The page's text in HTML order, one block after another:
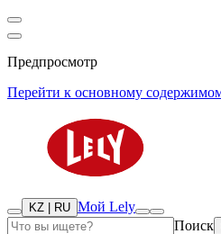
Предпросмотр
Перейти к основному
KZ | RU Мой Lely
Поиск